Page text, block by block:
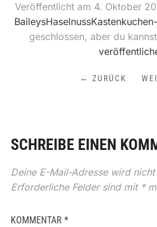
Veröffentlicht am 4. Oktober
geschlossen, aber du kannst
← ZURÜCK
SCHREIBE EINEN
Deine E-Mail-Adresse wird
Erforderliche Felder sind mit *
KOMMENTAR *